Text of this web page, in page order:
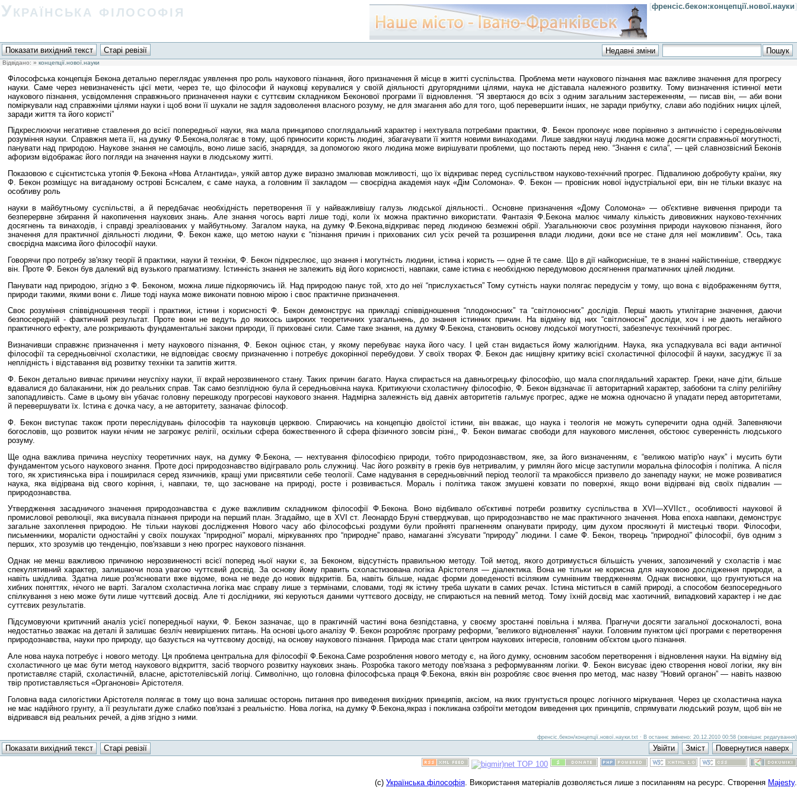
[френсіс.бекон:концепції.нової.науки]
Українська філософія
Відвідано: » концепції.нової.науки
Філософська концепція Бекона детально переглядає уявлення про роль наукового пізнання, його призначення й місце в житті суспільства. Проблема мети наукового пізнання має важливе значення для прогресу
науки. Саме через невизначеність цієї мети, через те, що філософи й науковці керувалися у своїй діяльності другорядними цілями, наука не діставала належного розвитку. Тому визначення істинної мети
наукового пізнання, усвідомлення справжнього призначення науки є суттєвим складником Беконової програми її відновлення. “Я звертаюся до всіх з одним загальним застереженням, — писав він, — аби вони
поміркували над справжніми цілями науки і щоб вони її шукали не задля задоволення власного розуму, не для змагання або для того, щоб перевершити інших, не заради прибутку, слави або подібних ницих цілей,
заради життя та його користі”
Підкреслюючи негативне ставлення до всієї попередньої науки, яка мала принципово споглядальний характер і нехтувала потребами практики, Ф. Бекон пропонує нове порівняно з античністю і середньовіччям
розуміння науки. Справжня мета її, на думку Ф.Бекона,полягає в тому, щоб приносити користь людині, збагачувати її життя новими винаходами. Лише завдяки науці людина може досягти справжньої могутності,
панувати над природою. Наукове знання не самоціль, воно лише засіб, знаряддя, за допомогою якого людина може вирішувати проблеми, що постають перед нею. “Знання є сила”, — цей славнозвісний Беконів
афоризм відображає його погляди на значення науки в людському житті.
Показовою є сцієнтистська утопія Ф.Бекона «Нова Атлантида», уякій автор дуже виразно змалював можливості, що їх відкриває перед суспільством науково-технічний прогрес. Підвалиною добробуту країни, яку
Ф. Бекон розміщує на вигаданому острові Бснсалем, є саме наука, а головним її закладом — своєрідна академія наук «Дім Соломона». Ф. Бекон — провісник нової індустріальної ери, він не тільки вказує на
особливу роль
науки в майбутньому суспільстві, а й передбачає необхідність перетворення її у найважливішу галузь людської діяльності.. Основне призначення «Дому Соломона» — об'єктивне вивчення природи та
безперервне збирання й накопичення наукових знань. Але знання чогось варті лише тоді, коли їх можна практично використати. Фантазія Ф.Бекона малює чималу кількість дивовижних науково-технічних
досягнень та винаходів, і справді зреалізованих у майбутньому. Загалом наука, на думку Ф.Бекона,відкриває перед людиною безмежні обрії. Узагальнюючи своє розуміння природи науковою пізнання, його
значення для практичної діяльності людини, Ф. Бекон каже, що метою науки є “пізнання причин і прихованих сил усіх речей та розширення влади людини, доки все не стане для неї можливим”. Ось, така
своєрідна максима його філософії науки.
Говорячи про потребу зв'язку теорії й практики, науки й техніки, Ф. Бекон підкреслює, що знання і могутність людини, істина і користь — одне й те саме. Що в дії найкорисніше, те в знанні найістинніше, стверджує
він. Проте Ф. Бекон був далекий від вузького прагматизму. Істинність знання не залежить від його корисності, навпаки, саме істина є необхідною передумовою досягнення прагматичних цілей людини.
Панувати над природою, згідно з Ф. Беконом, можна лише підкоряючись їй. Над природою панує той, хто до неї “прислухається” Тому сутність науки полягає передусім у тому, що вона є відображенням буття,
природи такими, якими вони є. Лише тоді наука може виконати повною мірою і своє практичне призначення.
Своє розуміння співвідношення теорії і практики, істини і корисності Ф. Бекон демонструє на прикладі співвідношення “плодоносних” та “світлоносних” дослідів. Перші мають утилітарне значення, даючи
безпосередній - фактичний результат. Проте вони не ведуть до якихось широких теоретичних узагальнень, до знання істинних причин. На відміну від них “світлоносні” досліди, хоч і не дають негайного
практичного ефекту, але розкривають фундаментальні закони природи, її приховані сили. Саме таке знання, на думку Ф.Бекона, становить основу людської могутності, забезпечує технічний прогрес.
Визначивши справжнє призначення і мету наукового пізнання, Ф. Бекон оцінює стан, у якому перебуває наука його часу. І цей стан видається йому жалюгідним. Наука, яка успадкувала всі вади античної
філософії та середньовічної схоластики, не відповідає своєму призначенню і потребує докорінної перебудови. У своїх творах Ф. Бекон дає нищівну критику всієї схоластичної філософії й науки, засуджує її за
неплідність і відставання від розвитку техніки та запитів життя.
Ф. Бекон детально вивчає причини неуспіху науки, її вкрай нерозвиненого стану. Таких причин багато. Наука спирається на давньогрецьку філософію, що мала споглядальний характер. Греки, наче діти, більше
вдавалися до балаканини, ніж до реальних справ. Так само безплідною була й середньовічна наука. Критикуючи схоластичну філософію, Ф. Бекон відзначає її авторитарний характер, забобони та сліпу релігійну
запопадливість. Саме в цьому він убачає головну перешкоду прогресові наукового знання. Надмірна залежність від давніх авторитетів гальмує прогрес, адже не можна одночасно й упадати перед авторитетами,
й перевершувати їх. Істина є дочка часу, а не авторитету, зазначає філософ.
Ф. Бекон виступає також проти переслідувань філософів та науковців церквою. Спираючись на концепцію двоїстої істини, він вважає, що наука і теологія не можуть суперечити одна одній. Запевняючи
богословів, що розвиток науки нічим не загрожує релігії, оскільки сфера божественного й сфера фізичного зовсім різні,, Ф. Бекон вимагає свободи для наукового мислення, обстоює суверенність людського
розуму.
Ще одна важлива причина неуспіху теоретичних наук, на думку Ф.Бекона, — нехтування філософією природи, тобто природознавством, яке, за його визначенням, є “великою матір'ю наук” і мусить бути
фундаментом усього наукового знання. Проте досі природознавство відігравало роль служниці. Час його розквіту в греків був нетривалим, у римлян його місце заступили моральна філософія і політика. А після
того, як християнська віра і поширилася серед язичників, кращі уми присвятили себе теології. Саме надування в середньовічний період теології та мракобісся призвело до занепаду науки; не може розвиватися
наука, яка відірвана від свого коріння, і, навпаки, те, що засноване на природі, росте і розвивається. Мораль і політика також змушені ковзати по поверхні, якщо вони відірвані від своїх підвалин —
природознавства.
Утвердження засадничого значення природознавства є дуже важливим складником філософії Ф.Бекона. Воно відбивало об'єктивні потреби розвитку суспільства в XVI—XVIIст., особливості наукової й
промислової революції, яка висувала пізнання природи на перший план. Згадаймо, ще в XVI ст. Леонардо Бруні стверджував, що природознавство не має практичного значення. Нова епоха навпаки, демонструє
загальне захоплення природою. Не тільки наукові дослідження Нового часу або філософські роздуми були пройняті прагненням опанувати природу, цим духом просякнуті й мистецькі твори. Філософи,
письменники, моралісти одностайні у своїх пошуках “природної” моралі, міркуваннях про “природне” право, намаганні з'ясувати “природу” людини. І саме Ф. Бекон, творець “природної” філософії, був одним з
перших, хто зрозумів цю тенденцію, пов'язавши з нею прогрес наукового пізнання.
Однак не менш важливою причиною нерозвиненості всієї поперед ньої науки є, за Беконом, відсутність правильною методу. Той метод, якого дотримується більшість учених, запозичений у схоластів і має
спекулятивний характер, залишаючи поза увагою чуттєвий досвід. За основу йому править схоластизована логіка Арістотеля — діалектика. Вона не тільки не корисна для науковою дослідження природи, а
навіть шкідлива. Здатна лише роз'яснювати вже відоме, вона не веде до нових відкритів. Ба, навіть більше, надає форми доведеності всіляким сумнівним твердженням. Однак висновки, що грунтуються на
хибних поняттях, нічого не варті. Загалом схоластична логіка має справу лише з термінами, словами, тоді як істину треба шукати в самих речах. Істина міститься в самій природі, а способом безпосереднього
спілкування з нею може бути лише чуттєвий досвід. Але ті дослідники, які керуються даними чуттєвого досвіду, не спираються на певний метод. Тому їхній досвід має хаотичний, випадковий характер і не дає
суттєвих результатів.
Підсумовуючи критичний аналіз усієї попередньої науки, Ф. Бекон зазначає, що в пракгичній частині вона безпідставна, у своєму зростанні повільна і млява. Прагнучи досягти загальної досконалості, вона
недостатньо зважає на деталі й залишає безліч невирішених питань. На основі цього аналізу Ф. Бекон розробляє програму реформи, “великого відновлення” науки. Головним пунктом цієї програми є перетворення
природознавства, науки про природу, що базується на чуттєвому досвіді, на основу наукового пізнання. Природа має стати центром наукових інтересів, головним об'єктом цього пізнання.
Але нова наука потребує і нового методу. Ця проблема центральна для філософії Ф.Бекона.Саме розроблення нового методу є, на його думку, основним засобом перетворення і відновлення науки. На відміну від
схоластичного це має бути метод наукового відкриття, засіб творчого розвитку наукових знань. Розробка такого методу пов'язана з реформуванням логіки. Ф. Бекон висуває ідею створення нової логіки, яку він
протиставляє старій, схоластичній, власне, арістотелівській логіці. Символічно, що головна філософська праця Ф.Бекона, вякін він розробляє своє вчення про метод, мас назву “Новий органон” — навіть назвою
твір протиставляється «Органонові» Арістотеля.
Головна вада силогістики Арістотеля полягає в тому що вона залишає осторонь питання про виведення вихідних принципів, аксіом, на яких грунтується процес логічного міркування. Через це схоластична наука
не має надійного грунту, а її результати дуже слабко пов'язані з реальністю. Нова логіка, на думку Ф.Бекона,якраз і покликана озброїти методом виведення цих принципів, спрямувати людський розум, щоб він не
відривався від реальних речей, а діяв згідно з ними.
френсіс.бекон/концепції.нової.науки.txt · В останнє змінено: 20.12.2010 00:58 (зовнішнє редагування)
(c) Українська філософія. Використання матеріалів дозволяється лише з посиланням на ресурс. Створення Majesty.